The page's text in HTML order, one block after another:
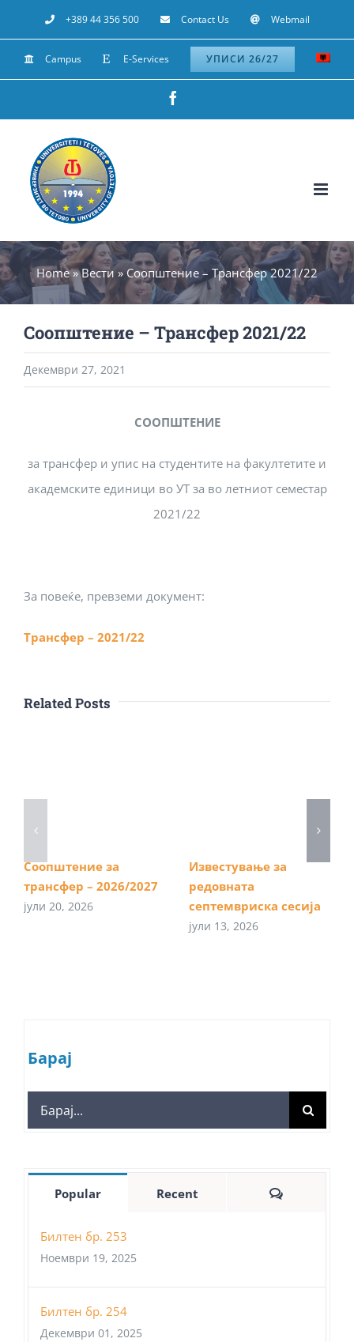
to
content
+389 44 356 500 Contact Us Webmail
Campus E-Services УПИСИ 26/27
Home»Вести»Соопштение – Трансфер 2021/22
Соопштение – Трансфер 2021/22
Декември 27, 2021
СООПШТЕНИЕ
за трансфер и упис на студентите на факултетите и
академските единици во УТ за во летниот семестар
2021/22
За повеќе, превземи документ:
Трансфер – 2021/22
Related Posts
Соопштение за
трансфер – 2026/2027
јули 20, 2026
Известување за
редовната
септемвриска сесија
јули 13, 2026
Барај
Search
for:
Popular Recent Comments
Билтен бр. 253
Ноември 19, 2025
Билтен бр. 254
Декември 01, 2025